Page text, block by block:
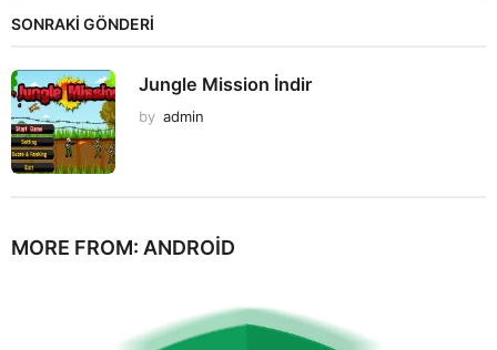
SONRAKİ GÖNDERİ
Jungle Mission İndir
by admin
MORE FROM: ANDROID